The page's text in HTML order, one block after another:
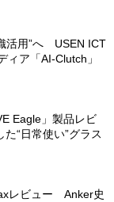
活用”へ USEN ICT
ィア「AI-Clutch」
Eagle」製品レビ
“日常使い”グラス
レビュー Anker史